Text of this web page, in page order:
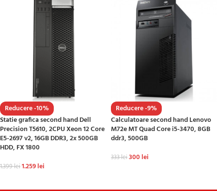
Reducere -10%
Statie grafica second hand Dell
Precision T5610, 2CPU Xeon 12 Core
E5-2697 v2, 16GB DDR3, 2x 500GB
HDD, FX 1800
1.399lei1.259lei
Reducere -9%
Calculatoare second hand Lenovo
M72e MT Quad Core i5-3470, 8GB
ddr3, 500GB
333lei300 lei